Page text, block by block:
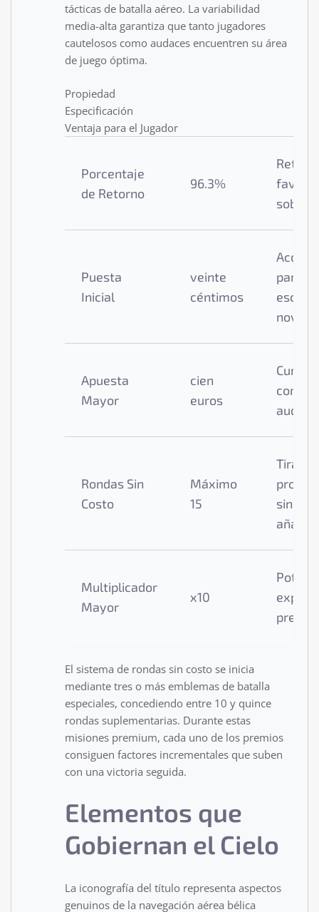
tácticas de batalla aéreo. La variabilidad
media-alta garantiza que tanto jugadores
cautelosos como audaces encuentren su área
de juego óptima.
Propiedad
Especificación
Ventaja para el Jugador
Porcentaje
de Retorno
96.3%
sobre
Puesta
Inicial
veinte
céntimos
para
Apuesta
Mayor
cien
euros
Rondas Sin
Costo
Máximo
15
Tiradas
sin
Multiplicador
Mayor
x10
El sistema de rondas sin costo se inicia
mediante tres o más emblemas de batalla
especiales, concediendo entre 10 y quince
rondas suplementarias. Durante estas
misiones premium, cada uno de los premios
consiguen factores incrementales que suben
con una victoria seguida.
Elementos que
Gobiernan el Cielo
La iconografía del título representa aspectos
genuinos de la navegación aérea bélica